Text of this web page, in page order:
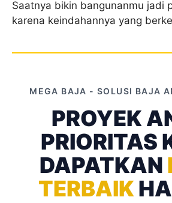
Saatnya bikin bangunanmu jadi
karena keindahannya yang
MEGA BAJA - SOLUSI BAJA
PROYEK
PRIORITAS
DAPATKAN
TERBAIK